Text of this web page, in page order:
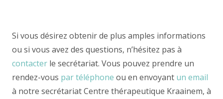
Si vous désirez obtenir de plus amples informations
ou si vous avez des questions, n’hésitez pas à
contacter le secrétariat. Vous pouvez prendre un
rendez-vous par téléphone ou en envoyant un email
à notre secrétariat Centre thérapeutique Kraainem, à